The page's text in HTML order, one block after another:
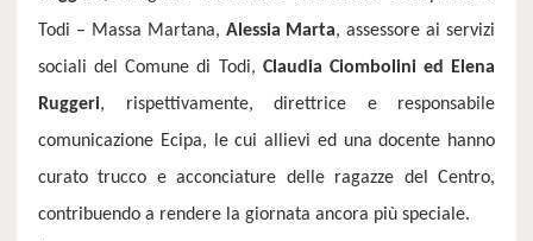
Todi – Massa Martana, Alessia Marta, assessore ai servizi
sociali del Comune di Todi, Claudia Ciombolini ed Elena
Ruggeri, rispettivamente, direttrice e responsabile
comunicazione Ecipa, le cui allievi ed una docente hanno
curato trucco e acconciature delle ragazze del Centro,
contribuendo a rendere la giornata ancora più speciale.